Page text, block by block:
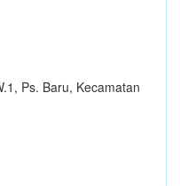
Ps. Baru, Kecamatan